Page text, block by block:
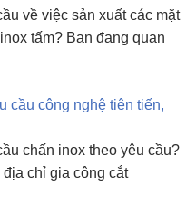
về việc sản xuất các mặt
tấm? Bạn đang quan
cầu công nghệ tiên tiến,
chấn inox theo yêu cầu?
chỉ gia công cắt